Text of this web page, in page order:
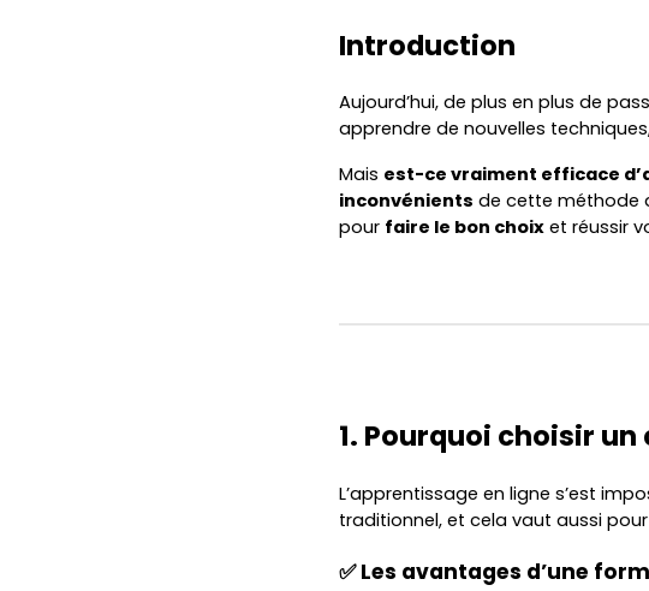
Introduction
Aujourd’hui, de plus en plus de
apprendre de nouvelles
Mais est-ce vraiment efficace
inconvénients de cette méthode
pour faire le bon choix et réussir
1. Pourquoi choisir
L’apprentissage en ligne s’est
traditionnel, et cela vaut aussi
✅ Les avantages d’une